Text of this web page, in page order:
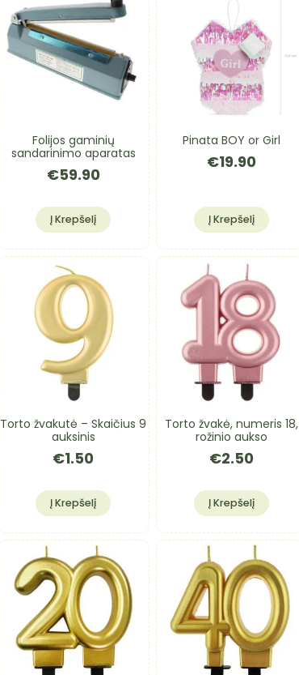
Folijos gaminių
sandarinimo aparatas
€59.90
Į Krepšelį
Pinata BOY or Girl
€19.90
Į Krepšelį
Torto žvakutė – Skaičius 9
auksinis
€1.50
Į Krepšelį
Torto žvakė, numeris 18,
rožinio aukso
€2.50
Į Krepšelį